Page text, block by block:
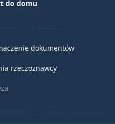
do domu
dokumentów
rzeczoznawcy